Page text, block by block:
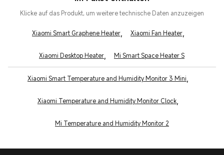
Klicke auf das Produkt, um weitere technische Daten anzuzeigen
Xiaomi Smart Graphene Heater, Xiaomi Fan Heater,
Xiaomi Desktop Heater, Mi Smart Space Heater S
Xiaomi Smart Temperature and Humidity Monitor 3 Mini,
Xiaomi Temperature and Humidity Monitor Clock,
Mi Temperature and Humidity Monitor 2